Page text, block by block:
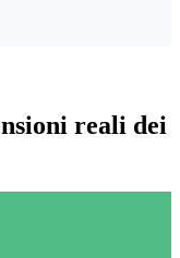
reali dei